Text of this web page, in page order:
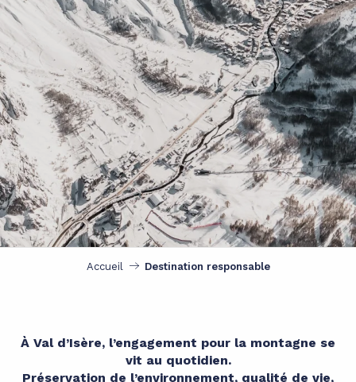
Accueil Destination responsable
À Val d’Isère, l’engagement pour la montagne se
vit au quotidien.
Préservation de l’environnement, qualité de vie,